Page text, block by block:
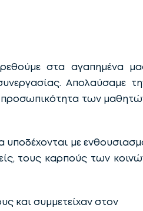
στα αγαπημένα
Απολαύσαμε
προσωπικότητα των
με
τους καρπούς των
και συμμετείχαν στον